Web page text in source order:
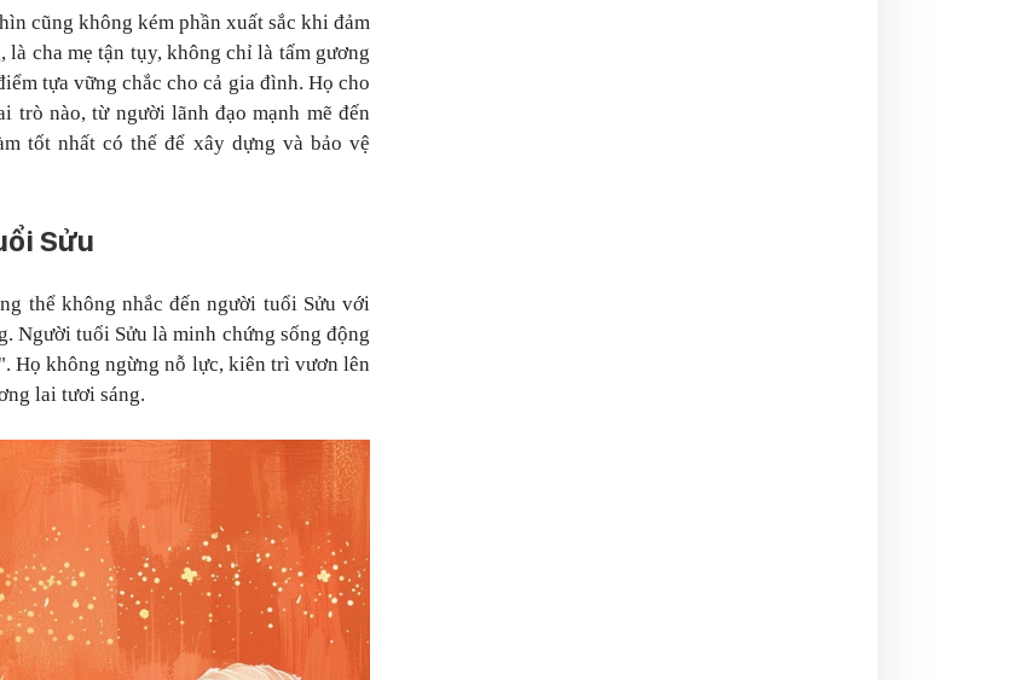
cũng không kém phần xuất sắc khi đảm
cha mẹ tận tụy, không chỉ là tấm gương
tựa vững chắc cho cả gia đình. Họ cho
trò nào, từ người lãnh đạo mạnh mẽ đến
tốt nhất có thể để xây dựng và bảo vệ
Sửu
thể không nhắc đến người tuổi Sửu với
Người tuổi Sửu là minh chứng sống động
Họ không ngừng nỗ lực, kiên trì vươn lên
lai tươi sáng.